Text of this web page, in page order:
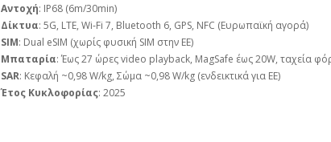
Αντοχή: IP68 (6m/30min)
Δίκτυα: 5G, LTE, Wi‑Fi 7, Bluetooth 6, GPS, NFC (Ευρωπαϊκή αγορά)
SIM: Dual eSIM (χωρίς φυσική SIM στην ΕΕ)
Μπαταρία: Έως 27 ώρες video playback, MagSafe έως 20W, ταχεία
SAR: Κεφαλή ~0,98 W/kg, Σώμα ~0,98 W/kg (ενδεικτικά για ΕΕ)
Έτος Κυκλοφορίας: 2025